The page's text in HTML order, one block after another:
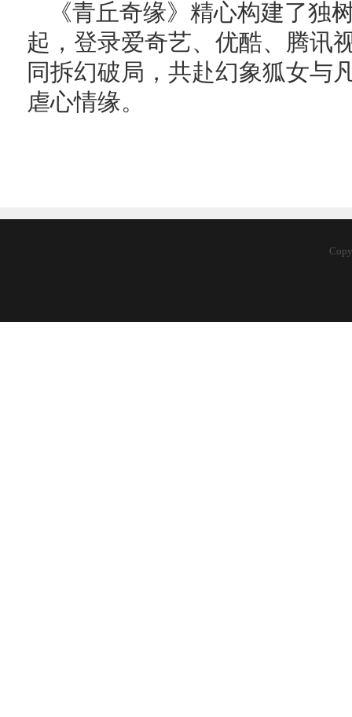
《青丘奇缘》精心构建了独
起，登录爱奇艺、优酷、腾讯
同拆幻破局，共赴幻象狐女与
虐心情缘。